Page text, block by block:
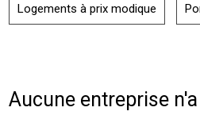
Logements à prix modique
Aucune entreprise